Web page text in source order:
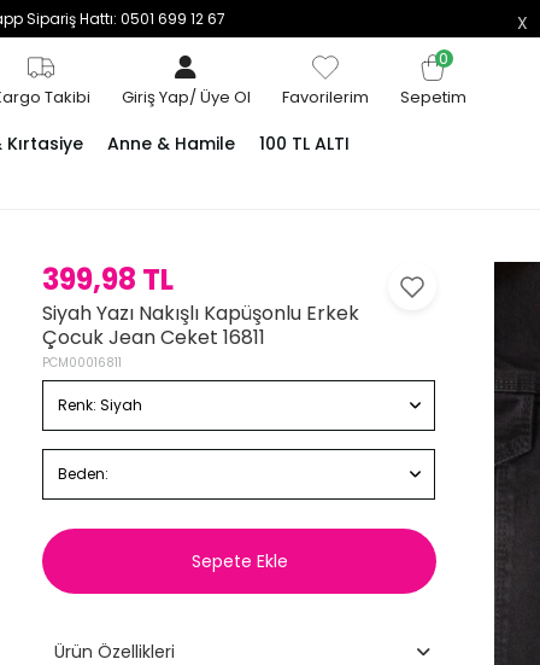
Sipariş Hattı: 0501 699 12 67
Takibi Giriş Yap/Üye Ol Favorilerim
0
Sepetim
Anne & Hamile
100 TL ALTI
399,98 TL
Siyah Yazı Nakışlı Kapüşonlu Erkek
Çocuk Jean Ceket 16811
PCM00016811
Renk:Siyah
Beden:
Sepete Ekle
Ürün Özellikleri